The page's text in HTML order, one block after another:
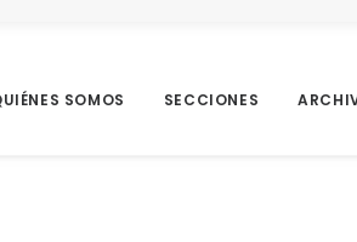
SOMOS SECCIONES